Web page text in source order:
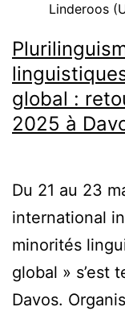
Linderoos
global :
2025 à
Du 21 au 23
international
minorités
global » s’est
Davos.